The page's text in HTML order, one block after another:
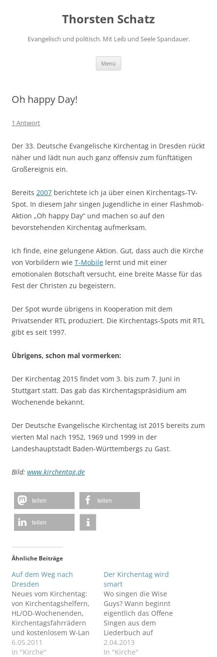
Thorsten Schatz
Evangelisch und politisch. Mit Leib und Seele Spandauer.
Menü
Oh happy Day!
1 Antwort
Der 33. Deutsche Evangelische Kirchentag in Dresden rückt
näher und lädt nun auch ganz offensiv zum fünftätigen
Großereignis ein.
Bereits 2007 berichtete ich ja über einen Kirchentags-TV-
Spot. In diesem Jahr singen Jugendliche in einer Flashmob-
Aktion „Oh happy Day“ und machen so auf den
bevorstehenden Kirchentag aufmerksam.
Ich finde, eine gelungene Aktion. Gut, dass auch die Kirche
von Vorbildern wie T-Mobile lernt und mit einer
emotionalen Botschaft versucht, eine breite Masse für das
Fest der Christen zu begeistern.
Der Spot wurde übrigens in Kooperation mit dem
Privatsender RTL produziert. Die Kirchentags-Spots mit RTL
gibt es seit 1997.
Übrigens, schon mal vormerken:
Der Kirchentag 2015 findet vom 3. bis zum 7. Juni in
Stuttgart statt. Das gab das Kirchentagspräsidium am
Wochenende bekannt.
Der Deutsche Evangelische Kirchentag ist 2015 bereits zum
vierten Mal nach 1952, 1969 und 1999 in der
Landeshauptstadt Baden-Württembergs zu Gast.
Bild: www.kirchentag.de
teilen teilen
teilen
Ähnliche Beiträge
Auf dem Weg nach
Dresden
Neues vom Kirchentag:
von Kirchentagshelfern,
HL/OD-Wochenenden,
Kirchentagsfahrrädern
und kostenlosem W-Lan
während des DEKT.
6.05.2011
In "Kirche"
Der Kirchentag wird
smart
Wo singen die Wise
Guys? Wann beginnt
eigentlich das Offene
Singen aus dem
Liederbuch auf
Plattdeutsch? Und wer
ist bitte der Typ, der da
2.04.2013
In "Kirche"